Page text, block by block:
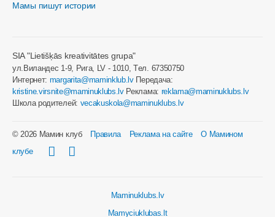
Мамы пишут истории
SIA "Lietišķās kreativitātes grupa"
ул.Виландес 1-9, Рига, LV - 1010, Tел. 67350750
Интернет: margarita@maminklub.lvПередача:
kristine.virsnite@maminuklubs.lvРеклама: reklama@maminuklubs.lv
Школа родителей: vecakuskola@maminuklubs.lv
© 2026 Мамин клуб Правила Реклама на сайте
О Мамином
клубе
Maminuklubs.lv
Mamyciuklubas.lt